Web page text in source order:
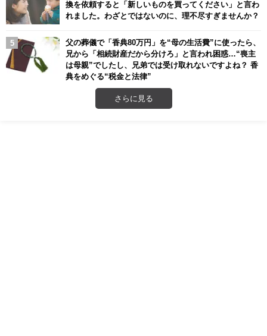
換を依頼すると「新しいものを買ってください」と言わ
れました。わざとではないのに、理不尽すぎませんか？
父の葬儀で「香典80万円」を“母の生活費”に使ったら、
兄から「相続財産だから分けろ」と言われ困惑…“喪主
は母親”でしたし、兄弟では受け取れないですよね？ 香
典をめぐる“税金と法律”
さらに見る